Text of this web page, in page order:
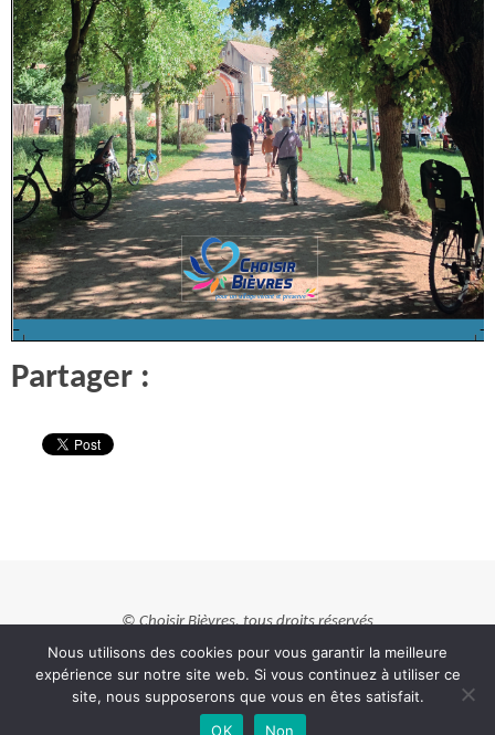
Partager :
© Choisir Bièvres, tous droits réservés
Fonctionne avec Nirvana WordPress.
Nous utilisons des cookies pour vous garantir la meilleure
expérience sur notre site web. Si vous continuez à utiliser ce
site, nous supposerons que vous en êtes satisfait.
OK
Non